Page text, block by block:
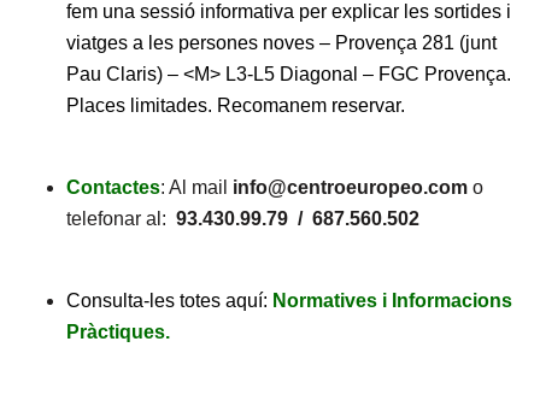
fem una sessió informativa per explicar les sortides i
viatges a les persones noves – Provença 281 (junt
Pau Claris) – <M> L3-L5 Diagonal – FGC Provença.
Places limitades. Recomanem reservar.
Contactes: Al mail info@centroeuropeo.com o
telefonar al: 93.430.99.79 / 687.560.502
Consulta-les totes aquí: Normatives i Informacions
Pràctiques.